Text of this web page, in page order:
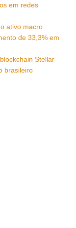
em redes
ativo macro
de 33,3% em
Stellar
brasileiro